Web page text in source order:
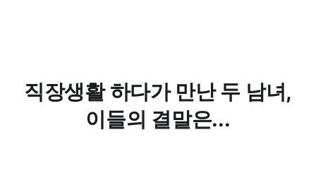
직장생활 하다가 만난 두 남녀,
이들의 결말은...